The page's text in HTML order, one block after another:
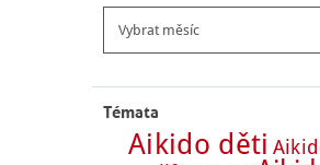
článků
Témata
Aikido děti